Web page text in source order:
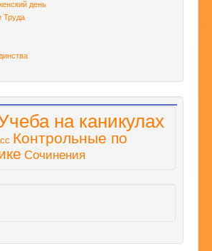
день
Труда
на каникулах
Контрольные по
Сочинения